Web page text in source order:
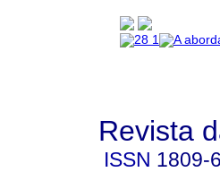
Revista
ISSN 1809-